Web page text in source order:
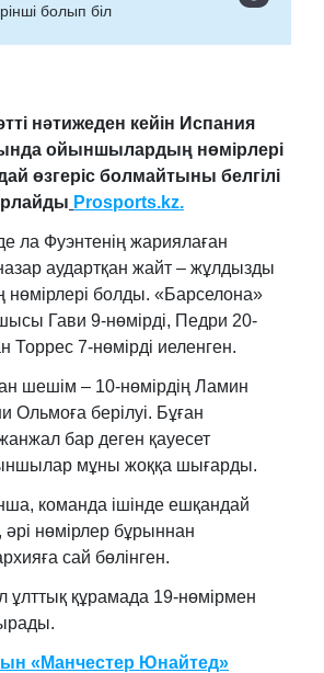
болып біл
нәтижеден кейін Испания
ойыншылардың нөмірлері
өзгеріс болмайтыны белгілі
Prosports.kz.
ла Фуэнтенің жариялаған
назар аудартқан жайт – жұлдызды
болды. «Барселона»
Гави 9-нөмірді, Педри 20-
Торрес 7-нөмірді иеленген.
шешім – 10-нөмірдің Ламин
Ольмоға берілуі. Бұған
бар деген қауесет
мұны жоққа шығарды.
команда ішінде ешқандай
әрі нөмірлер бұрыннан
сай бөлінген.
ұлттық құрамада 19-нөмірмен
«Манчестер Юнайтед»